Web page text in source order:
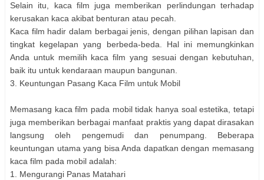
Selain itu, kaca film juga memberikan perlindungan terhadap
kerusakan kaca akibat benturan atau pecah.
Kaca film hadir dalam berbagai jenis, dengan pilihan lapisan dan
tingkat kegelapan yang berbeda-beda. Hal ini memungkinkan
Anda untuk memilih kaca film yang sesuai dengan kebutuhan,
baik itu untuk kendaraan maupun bangunan.
3. Keuntungan Pasang Kaca Film untuk Mobil
Memasang kaca film pada mobil tidak hanya soal estetika, tetapi
juga memberikan berbagai manfaat praktis yang dapat dirasakan
langsung oleh pengemudi dan penumpang. Beberapa
keuntungan utama yang bisa Anda dapatkan dengan memasang
kaca film pada mobil adalah:
1. Mengurangi Panas Matahari